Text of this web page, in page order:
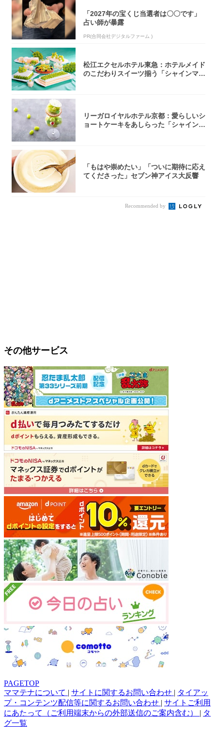
「2027年の宝くじ当選者は〇〇です」
占い師が暴露
PR(合同会社デジタルファーム )
松江エクセルホテル東急：ホテルメイド
のこだわりスイーツ揃う「シャインマス
リーガロイヤルホテル京都：愛らしいシ
ョートケーキをあしらった「シャインマ
「もはや崇めたい」「ついに期待に応え
てくださった」セブン神アイス大反響
Recommended by
その他サービス
PAGETOP
ママテナについて | サイトに関するお問い合わせ | タイアッ
プ・コンテンツ配信等に関するお問い合わせ | サイトご利用
にあたって（ご利用端末からの外部送信のご案内含む） | タ
グ一覧